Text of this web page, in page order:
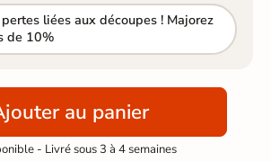
liées aux découpes ! Majorez
de 10%
au panier
- Livré sous 3 à 4 semaines